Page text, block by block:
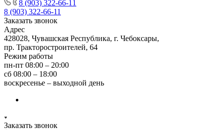
8 (903) 322-66-11
8 (903) 322-66-11
Заказать звонок
Адрес
428028, Чувашская Республика, г. Чебоксары,
пр. Тракторостроителей, 64
Режим работы
пн-пт 08:00 – 20:00
сб 08:00 – 18:00
воскресенье – выходной день
Заказать звонок